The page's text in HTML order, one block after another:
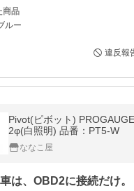
商品
ルー
違反報
Pivot(ピボット)
2φ(白照明) 品番：PT5-W
ななこ屋
は、OBD2に接続だけ。